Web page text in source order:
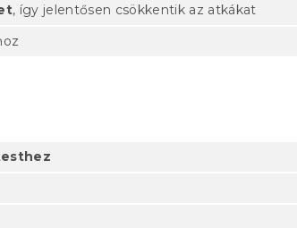
, így jelentősen csökkentik az atkákat